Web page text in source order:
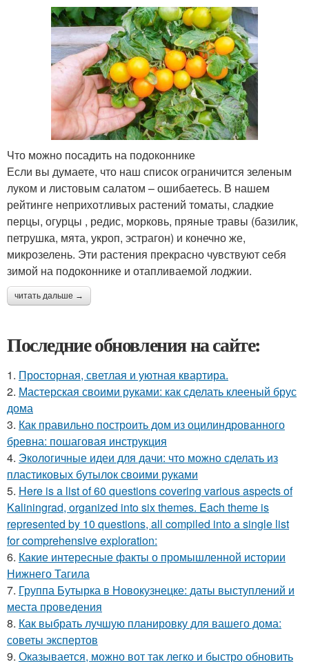
Что можно посадить на подоконнике
Если вы думаете, что наш список ограничится зеленым
луком и листовым салатом – ошибаетесь. В нашем
рейтинге неприхотливых растений томаты, сладкие
перцы, огурцы , редис, морковь, пряные травы (базилик,
петрушка, мята, укроп, эстрагон) и конечно же,
микрозелень. Эти растения прекрасно чувствуют себя
зимой на подоконнике и отапливаемой лоджии.
читать дальше →
Последние обновления на сайте:
1. Просторная, светлая и уютная квартира.
2. Мастерская своими руками: как сделать клееный брус
дома
3. Как правильно построить дом из оцилиндрованного
бревна: пошаговая инструкция
4. Экологичные идеи для дачи: что можно сделать из
пластиковых бутылок своими руками
5. Here is a list of 60 questions covering various aspects of
Kaliningrad, organized into six themes. Each theme is
represented by 10 questions, all compiled into a single list
for comprehensive exploration:
6. Какие интересные факты о промышленной истории
Нижнего Тагила
7. Группа Бутырка в Новокузнецке: даты выступлений и
места проведения
8. Как выбрать лучшую планировку для вашего дома:
советы экспертов
9. Оказывается, можно вот так легко и быстро обновить